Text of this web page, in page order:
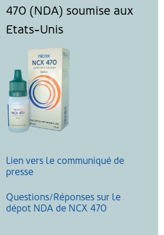
nos actualités
légales
de cookies
Recherche
Nicox, Tous droits réservés
Lien vers le communiqué de
presse
Questions/Réponses sur le
dépot NDA de NCX 470